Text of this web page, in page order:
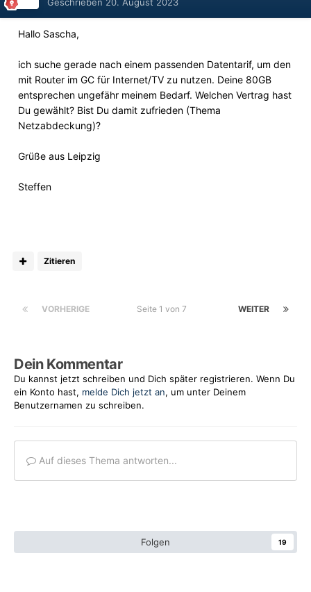
Hallo Sascha,
ich suche gerade nach einem passenden Datentarif, um den
mit Router im GC für Internet/TV zu nutzen. Deine 80GB
entsprechen ungefähr meinem Bedarf. Welchen Vertrag hast
Du gewählt? Bist Du damit zufrieden (Thema
Netzabdeckung)?
Grüße aus Leipzig
Steffen
Zitieren
VORHERIGE WEITER
Seite 1 von 7
Dein Kommentar
Du kannst jetzt schreiben und Dich später registrieren. Wenn Du
ein Konto hast, melde Dich jetzt an, um unter Deinem
Benutzernamen zu schreiben.
Auf dieses Thema antworten...
Folgen 19